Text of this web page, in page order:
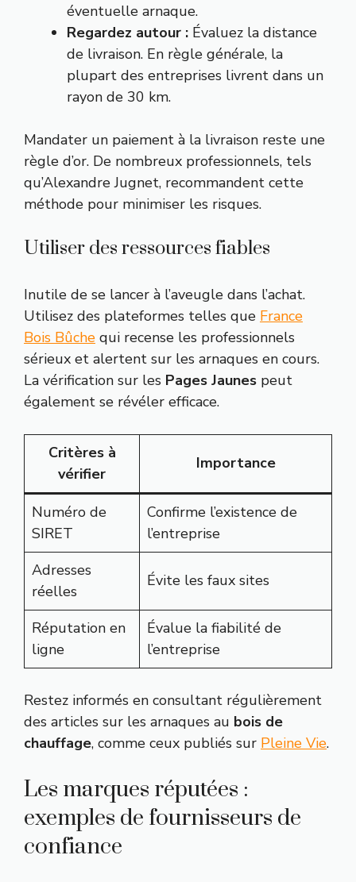
éventuelle arnaque.
Regardez autour : Évaluez la distance
de livraison. En règle générale, la
plupart des entreprises livrent dans un
rayon de 30 km.
Mandater un paiement à la livraison reste une
règle d’or. De nombreux professionnels, tels
qu’Alexandre Jugnet, recommandent cette
méthode pour minimiser les risques.
Utiliser des ressources fiables
Inutile de se lancer à l’aveugle dans l’achat.
Utilisez des plateformes telles que France
Bois Bûche qui recense les professionnels
sérieux et alertent sur les arnaques en cours.
La vérification sur les Pages Jaunes peut
également se révéler efficace.
Critères à
vérifier
Importance
Numéro de
SIRET
Confirme l’existence de
l’entreprise
Adresses
réelles
Évite les faux sites
Réputation en
ligne
Évalue la fiabilité de
l’entreprise
Restez informés en consultant régulièrement
des articles sur les arnaques au bois de
chauffage, comme ceux publiés sur Pleine Vie.
Les marques réputées :
exemples de fournisseurs de
confiance